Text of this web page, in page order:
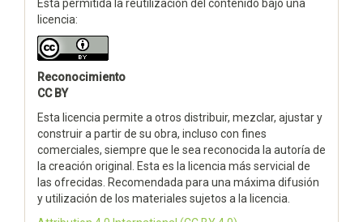
Está permitida la reutilización del contenido bajo una
licencia:
Reconocimiento
CC BY
Esta licencia permite a otros distribuir, mezclar, ajustar y
construir a partir de su obra, incluso con fines
comerciales, siempre que le sea reconocida la autoría de
la creación original. Esta es la licencia más servicial de
las ofrecidas. Recomendada para una máxima difusión
y utilización de los materiales sujetos a la licencia.